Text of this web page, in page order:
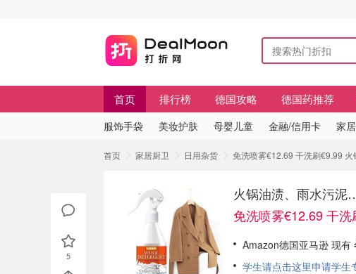
首页 排行榜 德国攻略 德国药推荐
服饰手袋 美妆护肤 母婴儿童 金融/信用卡 家
首页 家居厨卫 日用杂货 免洗喷雾€12.69 干洗刷€9.99
火锅油渍、雨水污泥
免洗喷雾€12.69 干
Amazon德国亚马逊 现有
学生请点击这里申请学
5